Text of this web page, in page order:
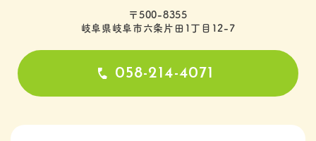
〒500-8355
岐阜県岐阜市六条片田1丁目12-7
058-214-4071